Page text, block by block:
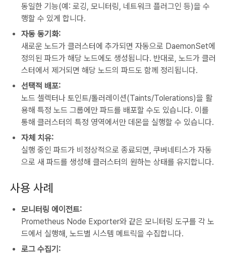
동일한 기능(예: 로깅, 모니터링, 네트워크 플러그인 등)을 수
행할 수 있게 합니다.
자동 동기화:
새로운 노드가 클러스터에 추가되면 자동으로 DaemonSet에
정의된 파드가 해당 노드에도 생성됩니다. 반대로, 노드가 클러
스터에서 제거되면 해당 노드의 파드도 함께 정리됩니다.
선택적 배포:
노드 셀렉터나 토인트/톨러레이션(Taints/Tolerations)을 활
용해 특정 노드 그룹에만 파드를 배포할 수도 있습니다. 이를
통해 클러스터의 특정 영역에서만 데몬을 실행할 수 있습니다.
자체 치유:
실행 중인 파드가 비정상적으로 종료되면, 쿠버네티스가 자동
으로 새 파드를 생성해 클러스터의 원하는 상태를 유지합니다.
사용 사례
모니터링 에이전트:
Prometheus Node Exporter와 같은 모니터링 도구를 각 노
드에서 실행해, 노드별 시스템 메트릭을 수집합니다.
로그 수집기: